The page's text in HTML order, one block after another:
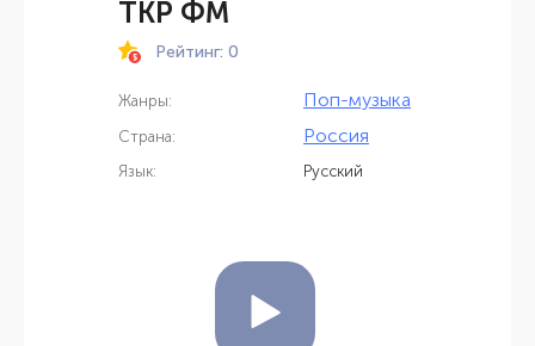
ТКР ФМ
Рейтинг: 0
Жанры: Поп-музыка
Страна: Россия
Язык: Русский